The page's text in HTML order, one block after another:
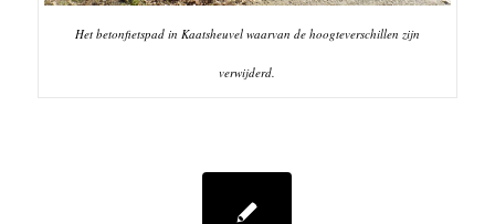
Het betonfietspad in Kaatsheuvel waarvan de hoogteverschillen zijn
verwijderd.